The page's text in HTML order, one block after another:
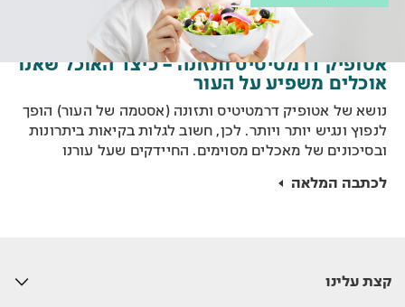
אטופיק דרמטיטיס ותזונה – כיצד האוכל שאנו
אוכלים משפיע על העור
נושא של אטופיק דרמטיטיס ותזונה (אסטמה של העור) הופך
לנפוץ ונגיש יותר ויותר. לכן, חשוב לגלות בקיאות ביתרונות
ובסיכונים של מאכלים מסוימים. החיידקים שעל עורנו
יכול להשפיע על עולם החיידקים שנמצאים בגוף ועל העור.
הטובים והנכונים, הנמצאים בעור.
לכתבה המלאה
קצת עלינו